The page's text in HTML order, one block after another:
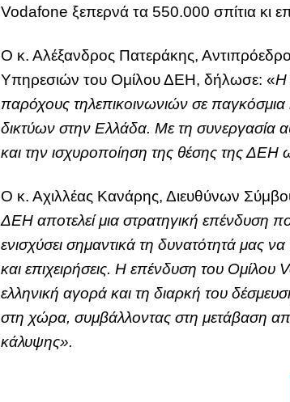
Vodafone ξεπερνά τα 550.000 σπίτια κι
Ο κ. Αλέξανδρος Πατεράκης,
Υπηρεσιών του Ομίλου ΔΕΗ, δήλωσε: «Η
παρόχους τηλεπικοινωνιών σε
δικτύων στην Ελλάδα. Με τη συνεργασία
και την ισχυροποίηση της θέσης της
Ο κ. Αχιλλέας Κανάρης, Διευθύνων
ΔΕΗ αποτελεί μια στρατηγική επένδυση
ενισχύσει σημαντικά τη δυνατότητά μας
και επιχειρήσεις. Η επένδυση του
ελληνική αγορά και τη διαρκή του
στη χώρα, συμβάλλοντας στη μετάβαση
κάλυψης».